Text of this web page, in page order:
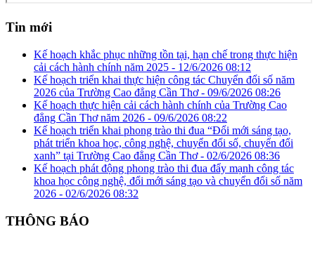
Tin mới
Kế hoạch khắc phục những tồn tại, hạn chế trong thực hiện
cải cách hành chính năm 2025 - 12/6/2026 08:12
Kế hoạch triển khai thực hiện công tác Chuyển đổi số năm
2026 của Trường Cao đẳng Cần Thơ - 09/6/2026 08:26
Kế hoạch thực hiện cải cách hành chính của Trường Cao
đẳng Cần Thơ năm 2026 - 09/6/2026 08:22
Kế hoạch triển khai phong trào thi đua “Đổi mới sáng tạo,
phát triển khoa học, công nghệ, chuyển đổi số, chuyển đổi
xanh” tại Trường Cao đẳng Cần Thơ - 02/6/2026 08:36
Kế hoạch phát động phong trào thi đua đẩy mạnh công tác
khoa học công nghệ, đổi mới sáng tạo và chuyển đổi số năm
2026 - 02/6/2026 08:32
THÔNG BÁO